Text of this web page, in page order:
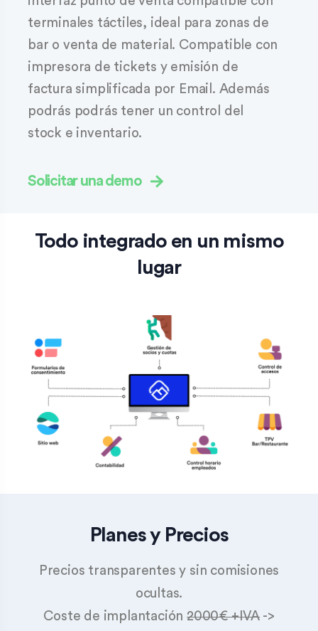
terminales táctiles, ideal para zonas de
bar o venta de material. Compatible con
impresora de tickets y emisión de
factura simplificada por Email. Además
podrás podrás tener un control del
stock e inventario.
Solicitar una demo
Todo integrado en un mismo
lugar
Planes y Precios
Precios transparentes y sin comisiones
ocultas.
Coste de implantación2000€ +IVA ->